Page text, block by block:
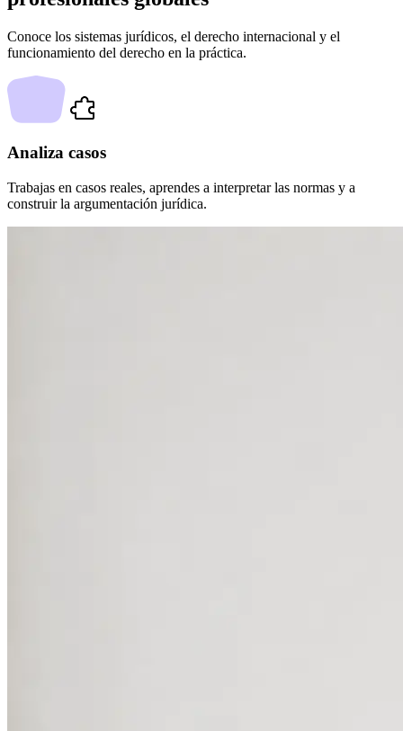
Conoce los sistemas jurídicos, el derecho internacional y el
funcionamiento del derecho en la práctica.
Analiza casos
Trabajas en casos reales, aprendes a interpretar las normas y a
construir la argumentación jurídica.